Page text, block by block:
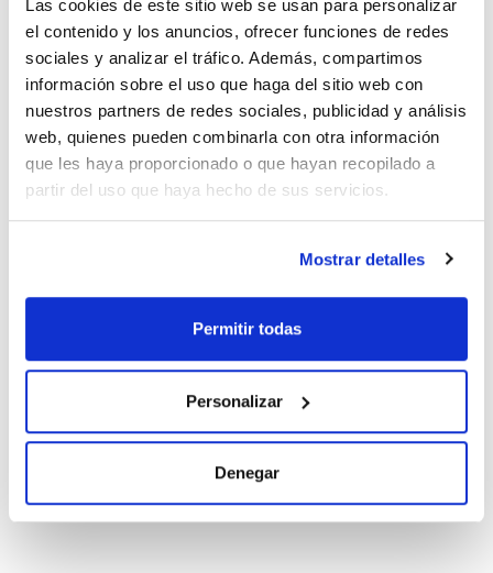
Las cookies de este sitio web se usan para personalizar
el contenido y los anuncios, ofrecer funciones de redes
sociales y analizar el tráfico. Además, compartimos
información sobre el uso que haga del sitio web con
nuestros partners de redes sociales, publicidad y análisis
web, quienes pueden combinarla con otra información
que les haya proporcionado o que hayan recopilado a
partir del uso que haya hecho de sus servicios.
Mostrar detalles
Permitir todas
Personalizar
Denegar
Iso-octane Ampoule
Volumen
1 mL
Conc.
100 ug/ml
CAS
[69782-91-8]
Referencia
PCB193K1ZT
Envase
Precio
Disponibilidad
Iso-octane Ampoule 1 mL
500 ug/ml
CAS
[69782-91-8]
Envase